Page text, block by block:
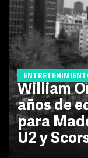
William
años de
para
U2 y